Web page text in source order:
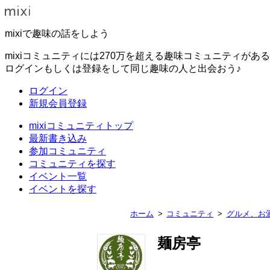
mixiで趣味の話をしよう
mixiコミュニティには270万を超える趣味コミュニティがある
ログインもしくは登録をして同じ趣味の人と出会おう♪
ログイン
新規会員登録
mixiコミュニティトップ
最新書き込み
参加コミュニティ
コミュニティを探す
イベント一覧
イベントを探す
ホーム コミュニティ グルメ、お
麺房亭